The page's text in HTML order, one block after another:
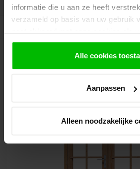
informatie die u aan ze heeft
verzameld op basis van uw gebruik
gebruiken.
Alle cookies
Aanpassen
Alleen noodzakelijke